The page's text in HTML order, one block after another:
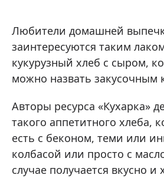
Любители домашней
заинтересуются таким
кукурузный хлеб с сыром,
можно назвать закусочным
Авторы ресурса «Кухарка»
такого аппетитного хлеба,
есть с беконом, теми или
колбасой или просто с
случае получается вкусно и